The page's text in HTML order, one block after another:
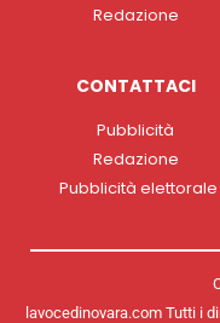
Redazione
CONTATTACI
Pubblicità
Redazione
Pubblicità elettorale
lavocedinovara.com Tutti i